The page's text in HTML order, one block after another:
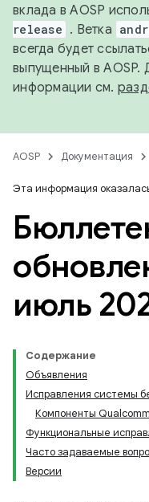
вклада в AOSP
release . Ветка
всегда будет
выпущенный в AOSP.
информации см.
AOSP Документация
Эта информация
июль
Содержание
Объявления
Исправления системы
Компоненты Qualcomm
Функциональные
Часто задаваемые
Версии